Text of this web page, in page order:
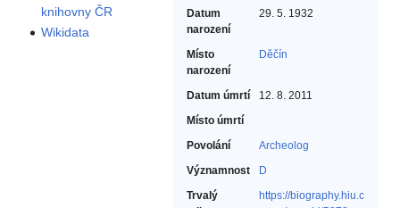
Datum
narození
29. 5. 1932
Místo
narození
Děčín
Datum úmrtí
12. 8. 2011
Místo úmrtí
Povolání
Archeolog‎
Významnost
D
Trvalý
https://biography.hiu.c
knihovny ČR
Wikidata